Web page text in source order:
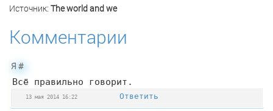
Источник: The world and we
Комментарии
Я #
Всё правильно говорит.
13 мая 2014 16:22 Ответить